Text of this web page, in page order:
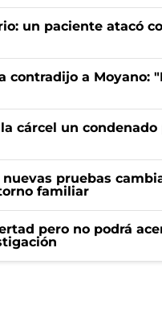
un paciente atacó
contradijo a Moyano:
cárcel un condenado
pruebas
familiar
pero no podrá